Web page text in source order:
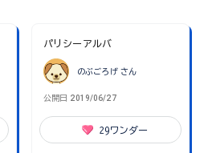
パリシーアルバ
のぶごろげ さん
公開日 2019/06/27
29ワンダー